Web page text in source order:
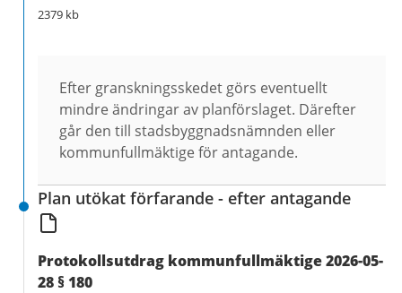
2379 kb
Efter granskningsskedet görs eventuellt
mindre ändringar av planförslaget. Därefter
går den till stadsbyggnadsnämnden eller
kommunfullmäktige för antagande.
Plan utökat förfarande - efter antagande
Protokollsutdrag kommunfullmäktige 2026-05-
28 § 180